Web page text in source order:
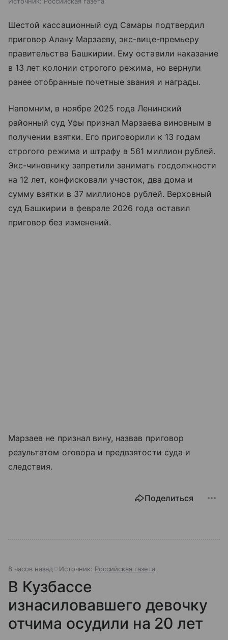
Шестой кассационный суд Самары подтвердил
приговор Алану Марзаеву, экс-вице-премьеру
правительства Башкирии. Ему оставили наказание
в 13 лет колонии строгого режима, но вернули
ранее отобранные почетные звания и награды.
Напомним, в ноябре 2025 года Ленинский
районный суд Уфы признал Марзаева виновным в
получении взятки. Его приговорили к 13 годам
строгого режима и штрафу в 561 миллион рублей.
Экс-чиновнику запретили занимать госдолжности
на 12 лет, конфисковали участок, два дома и
сумму взятки в 37 миллионов рублей. Верховный
суд Башкирии в феврале 2026 года оставил
приговор без изменений.
Марзаев не признал вину, назвав приговор
результатом оговора и предвзятости суда и
следствия.
Поделиться
8 часов назад Источник: Российская газета
В Кузбассе
изнасиловавшего девочку
отчима осудили на 20 лет